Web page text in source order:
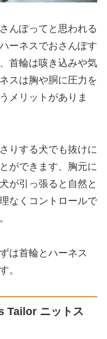
んぽってと思われる
ーネスでおさんぽす
首輪は咳き込みや気
スは胸や胴に圧力を
メリットがありま
りする犬でも抜けに
ができます、胸元に
が引っ張ると自然と
なくコントロールで
は首輪とハーネス
。
Tailor ニットス